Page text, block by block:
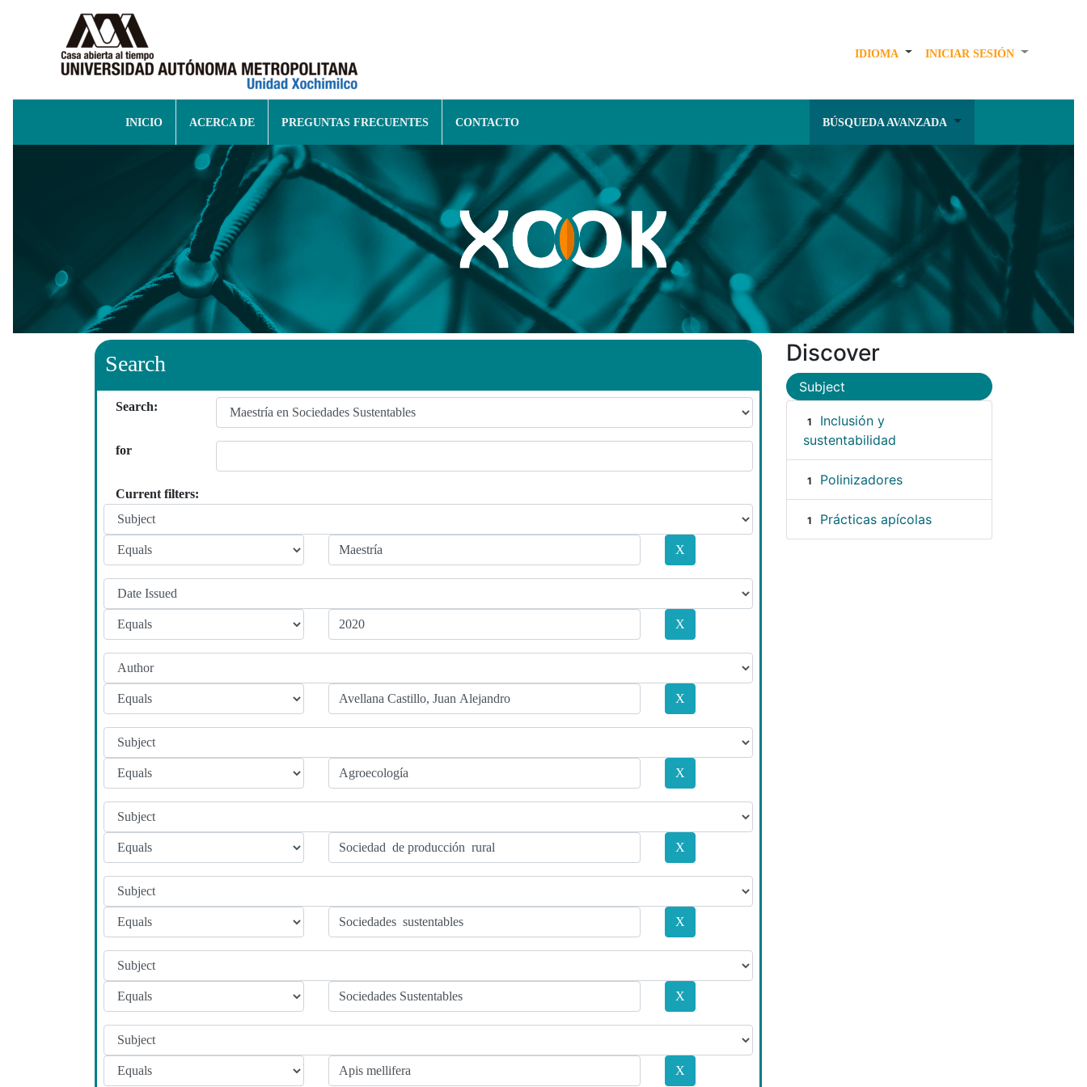
IDIOMA INICIAR SESIÓN
INICIO ACERCA DE PREGUNTAS FRECUENTES CONTACTO BÚSQUEDA AVANZADA
Search
Search:
for
Current filters:
Discover
Subject
1
Inclusión y
sustentabilidad
1 Polinizadores
1 Prácticas apícolas